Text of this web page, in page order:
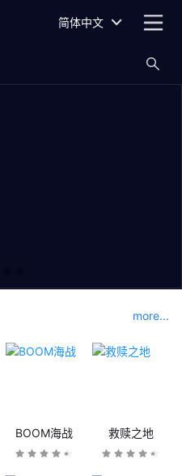
简体中文
more...
BOOM海战 救赎之地